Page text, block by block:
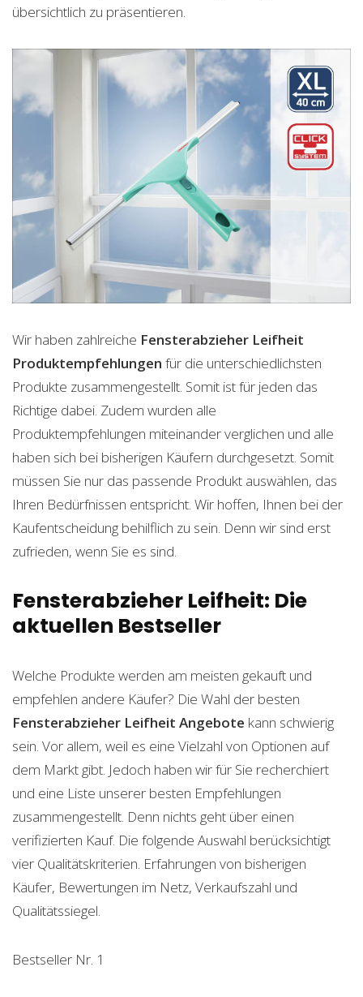
übersichtlich zu präsentieren.
Wir haben zahlreiche Fensterabzieher Leifheit
Produktempfehlungen für die unterschiedlichsten
Produkte zusammengestellt. Somit ist für jeden das
Richtige dabei. Zudem wurden alle
Produktempfehlungen miteinander verglichen und alle
haben sich bei bisherigen Käufern durchgesetzt. Somit
müssen Sie nur das passende Produkt auswählen, das
Ihren Bedürfnissen entspricht. Wir hoffen, Ihnen bei der
Kaufentscheidung behilflich zu sein. Denn wir sind erst
zufrieden, wenn Sie es sind.
Fensterabzieher Leifheit: Die
aktuellen Bestseller
Welche Produkte werden am meisten gekauft und
empfehlen andere Käufer? Die Wahl der besten
Fensterabzieher Leifheit Angebote kann schwierig
sein. Vor allem, weil es eine Vielzahl von Optionen auf
dem Markt gibt. Jedoch haben wir für Sie recherchiert
und eine Liste unserer besten Empfehlungen
zusammengestellt. Denn nichts geht über einen
verifizierten Kauf. Die folgende Auswahl berücksichtigt
vier Qualitätskriterien. Erfahrungen von bisherigen
Käufer, Bewertungen im Netz, Verkaufszahl und
Qualitätssiegel.
Bestseller Nr. 1